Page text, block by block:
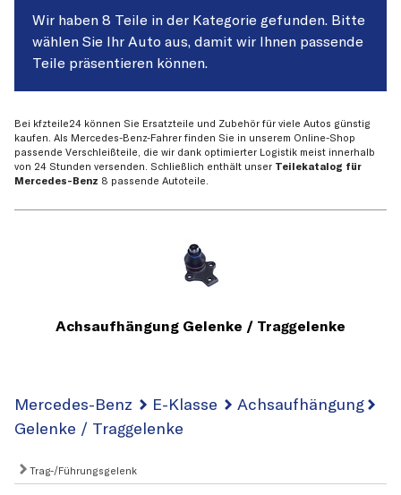
Wir haben 8 Teile in der Kategorie gefunden. Bitte
wählen Sie Ihr Auto aus, damit wir Ihnen passende
Teile präsentieren können.
Bei kfzteile24 können Sie Ersatzteile und Zubehör für viele Autos günstig
kaufen. Als Mercedes-Benz-Fahrer finden Sie in unserem Online-Shop
passende Verschleißteile, die wir dank optimierter Logistik meist innerhalb
von 24 Stunden versenden. Schließlich enthält unser Teilekatalog für
Mercedes-Benz 8 passende Autoteile.
Achsaufhängung Gelenke / Traggelenke
Mercedes-Benz E-Klasse
Achsaufhängung
Gelenke / Traggelenke
Trag-/Führungsgelenk